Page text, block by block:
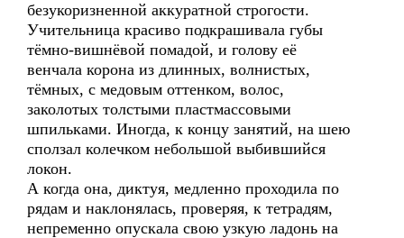
безукоризненной аккуратной строгости.
Учительница красиво подкрашивала губы
тёмно-вишнёвой помадой, и голову её
венчала корона из длинных, волнистых,
тёмных, с медовым оттенком, волос,
заколотых толстыми пластмассовыми
шпильками. Иногда, к концу занятий, на шею
сползал колечком небольшой выбившийся
локон.
А когда она, диктуя, медленно проходила по
рядам и наклонялась, проверяя, к тетрадям,
непременно опускала свою узкую ладонь на